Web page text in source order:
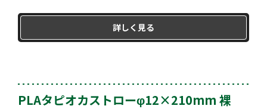
詳しく見る
PLAタピオカストローφ12×210mm 裸